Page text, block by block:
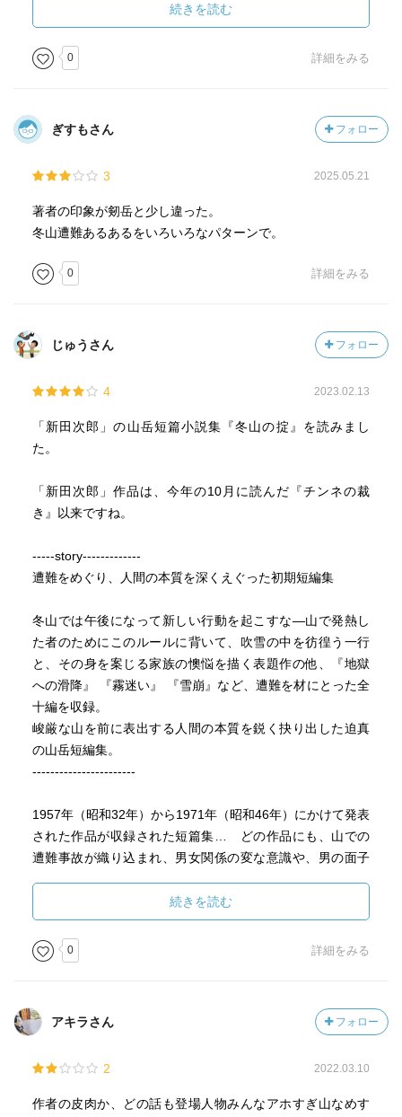
吹雪によるホワイトアウト、悪天候なのに「折角来たか
ら」と続行し、登山数時間後の雪崩……などなど。特にホ
ワイトアウトの時は、スマホがダウンしたら道が分からな
くなり確実に死んでいただろうに、その時は自分が危機一
他方で、表題作では冬山の掟を破ってでもチームメイト
しまったパターンもある。そこに情けや容赦などあるはず
もなく、「掟」に従わない者への罰が淡々と下される。
は、絶対的な美しさと生命の存在を拒む冷酷さを併せ持
つ。軽率な輩も心温かな者も、容赦なく呑み込む。それが
た気がする。今シーズンは行けるだろうか。
続きを読む
0 詳細をみる
ぎすもさん フォロー
3 2025.05.21
著者の印象が剱岳と少し違った。
冬山遭難あるあるをいろいろなパターンで。
0 詳細をみる
じゅうさん フォロー
4 2023.02.13
「新田次郎」の山岳短篇小説集『冬山の掟』を読みまし
た。
「新田次郎」作品は、今年の10月に読んだ『チンネの裁
き』以来ですね。
-----story-------------
遭難をめぐり、人間の本質を深くえぐった初期短編集
冬山では午後になって新しい行動を起こすな―山で発熱し
た者のためにこのルールに背いて、吹雪の中を彷徨う一行
と、その身を案じる家族の懊悩を描く表題作の他、『地獄
への滑降』 『霧迷い』 『雪崩』など、遭難を材にとった全
十編を収録。
峻厳な山を前に表出する人間の本質を鋭く抉り出した迫真
の山岳短編集。
-----------------------
1957年（昭和32年）から1971年（昭和46年）にかけて発表
された作品が収録された短篇集… どの作品にも、山での
遭難事故が織り込まれ、男女関係の変な意識や、男の面子
な判断ができなくなる人間の悲しい性が描かれていまし
た、、、
感情と理性の葛藤の中で、感情が勝ってしまい、理性的な
いたヒューマンドラマ… という感じでした。
■霧の中で灯が揺れた
■遭難者
続きを読む
0 詳細をみる
アキラさん フォロー
2 2022.03.10
作者の皮肉か、どの話も登場人物みんなアホすぎ山なめす